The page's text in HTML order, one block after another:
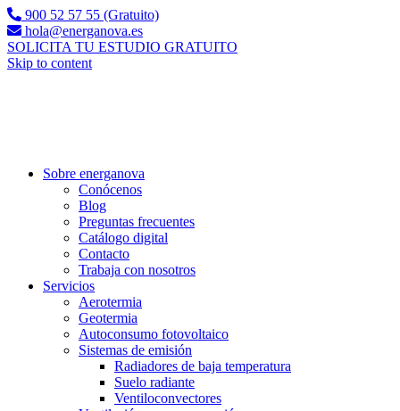
900 52 57 55 (Gratuito)
hola@energanova.es
SOLICITA TU ESTUDIO GRATUITO
Skip to content
Sobre energanova
Conócenos
Blog
Preguntas frecuentes
Catálogo digital
Contacto
Trabaja con nosotros
Servicios
Aerotermia
Geotermia
Autoconsumo fotovoltaico
Sistemas de emisión
Radiadores de baja temperatura
Suelo radiante
Ventiloconvectores